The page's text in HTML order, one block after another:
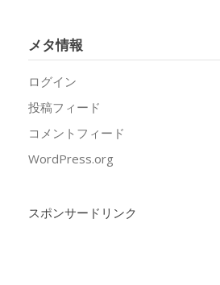
メタ情報
ログイン
投稿フィード
コメントフィード
WordPress.org
スポンサードリンク